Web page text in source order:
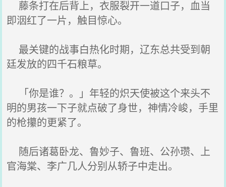
藤条打在后背上，衣服裂开一道口子，血当
即洇红了一片，触目惊心。
最关键的战事白热化时期，辽东总共受到朝
廷发放的四千石粮草。
「你是谁？。」年轻的炽天使被这个来头不
明的男孩一下子就点破了身世，神情冷峻，手里
的枪攥的更紧了。
随后诸葛卧龙、鲁妙子、鲁班、公孙瓒、上
官海棠、李广几人分别从轿子中走出。